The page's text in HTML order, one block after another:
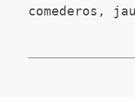
comederos,